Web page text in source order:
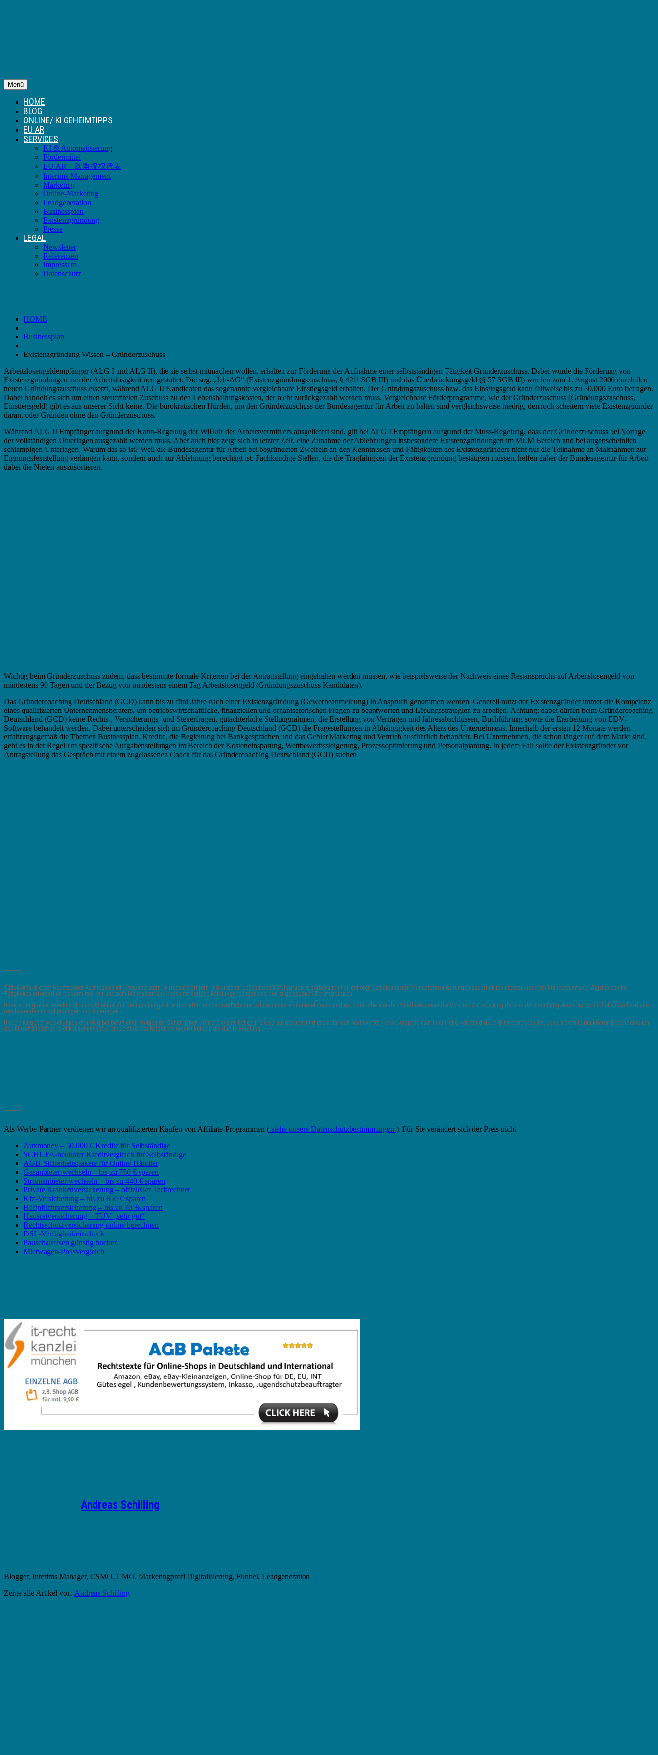
Menü
HOME
BLOG
ONLINE/ KI GEHEIMTIPPS
EU AR
SERVICES
KI & Automatisierung
Fördermittel
EU AR – 欧盟授权代表
Interims-Management
Marketing
Online-Marketing
Leadgeneration
Businessplan
Existenzgründung
Presse
LEGAL
Newsletter
Referenzen
Impressum
Datenschutz
HOME
Businessplan
Existenzgründung Wissen – Gründerzuschuss
Arbeitslosengeldempfänger (ALG I und ALG II), die sie selbst mitmachen wollen, erhalten zur Förderung der Aufnahme einer selbstständigen Tätigkeit Gründerzuschuss. Dabei wurde die Förderung von
Existenzgründungen aus der Arbeitslosigkeit neu gestaltet. Die sog. „Ich-AG“ (Existenzgründungszuschuss, § 421l SGB III) und das Überbrückungsgeld (§ 57 SGB III) wurden zum 1. August 2006 durch den
neuen Gründungszuschuss ersetzt, während ALG II Kandidaten das sogenannte vergleichbare Einstiegsgeld erhalten. Der Gründungszuschuss bzw. das Einstiegsgeld kann fallweise bis zu 30.000 Euro betragen.
Dabei handelt es sich um einen steuerfreien Zuschuss zu den Lebenshaltungskosten, der nicht zurückgezahlt werden muss. Vergleichbare Förderprogramme, wie der Gründerzuschuss (Gründungszuschuss,
Einstiegsgeld) gibt es aus unserer Sicht keine. Die bürokratischen Hürden, um den Gründerzuschuss der Bundesagentur für Arbeit zu halten sind vergleichsweise niedrig, dennoch scheitern viele Existenzgründer
daran, oder Gründen ohne den Gründerzuschuss.
Während ALG II Empfänger aufgrund der Kann-Regelung der Willkür des Arbeitsvermittlers ausgeliefert sind, gilt bei ALG I Empfängern aufgrund der Muss-Regelung, dass der Gründerzuschuss bei Vorlage
der vollständigen Unterlagen ausgezahlt werden muss. Aber auch hier zeigt sich in letzter Zeit, eine Zunahme der Ablehnungen insbesondere Existenzgründungen im MLM Bereich und bei augenscheinlich
schlampigen Unterlagen. Warum das so ist? Weil die Bundesagentur für Arbeit bei begründeten Zweifeln an den Kenntnissen und Fähigkeiten des Existenzgründers nicht nur die Teilnahme an Maßnahmen zur
Eignungsfeststellung verlangen kann, sondern auch zur Ablehnung berechtigt ist. Fachkundige Stellen, die die Tragfähigkeit der Existenzgründung bestätigen müssen, helfen daher der Bundesagentur für Arbeit
dabei die Nieten auszusortieren.
Wichtig beim Gründerzuschuss zudem, dass bestimmte formale Kriterien bei der Antragstellung eingehalten werden müssen, wie beispielsweise der Nachweis eines Restanspruchs auf Arbeitslosengeld von
mindestens 90 Tagen und der Bezug von mindestens einem Tag Arbeitslosengeld (Gründungszuschuss Kandidaten).
Das Gründercoaching Deutschland (GCD) kann bis zu fünf Jahre nach einer Existenzgründung (Gewerbeanmeldung) in Anspruch genommen werden. Generell nutzt der Existenzgründer immer die Kompetenz
eines qualifizierten Unternehmensberaters, um betriebswirtschaftliche, finanziellen und organisatorischen Fragen zu beantworten und Lösungsstrategien zu arbeiten. Achtung: dabei dürfen beim Gründercoaching
Deutschland (GCD) keine Rechts-, Versicherungs- und Steuerfragen, gutachterliche Stellungnahmen, die Erstellung von Verträgen und Jahresabschlüssen, Buchführung sowie die Erarbeitung von EDV-
Software behandelt werden. Dabei unterscheiden sich im Gründercoaching Deutschland (GCD) die Fragestellungen in Abhängigkeit des Alters des Unternehmens. Innerhalb der ersten 12 Monate werden
erfahrungsgemäß die Themen Businessplan, Kredite, die Begleitung bei Bankgesprächen und das Gebiet Marketing und Vertrieb ausführlich behandelt. Bei Unternehmen, die schon länger auf dem Markt sind,
geht es in der Regel um spezifische Aufgabenstellungen im Bereich der Kosteneinsparung, Wettbewerbssteigerung, Prozessoptimierung und Personalplanung. In jedem Fall sollte der Existenzgründer vor
Antragstellung das Gespräch mit einem zugelassenen Coach für das Gründercoaching Deutschland (GCD) suchen.
Tätigkeiten, die der Gesetzgeber Rechtsanwälten, Steuerberatern, Wirtschaftsprüfern und anderen besonderen Berufsgruppen vorbehalten hat, gehören gemäß unseren Mandatsvereinbarungen ausdrücklich nicht zu unserem Mandatsumfang. Werden solche
Tätigkeiten erforderlich, so vermitteln wir unserem Mandanten uns bekannte, seriöse Beratungskollegen aus den zugelassenen Berufsgruppen.
Unsere Tätigkeit erstreckt sich ausschließlich auf die Ermittlung von wirtschaftlichen Sachverhalten im Rahmen unseres unternehmens- und wirtschaftsberatenden Mandates sowie die Vor- und Aufbereitung der aus der Ermittlung dieser wirtschaftlichen Sachverhalte
resultierenden Entscheidungen und Unterlagen.
Unsere Ratgeber weisen Ihnen den Weg bei beruflichen Problemen. Daher haben praxisrelevante Fälle für Sie herausgesucht und exemplarisch beantwortet – ohne Anspruch auf inhaltliche Vollständigkeit. Bitte bedenken Sie, dass nicht alle denkbaren Besonderheiten
des Einzelfalls berücksichtigt sein können. Die Lektüre des Ratgebers ersetzt keine individuelle Beratung.
Als Werbe-Partner verdienen wir an qualifizierten Käufen von Affiliate-Programmen ( siehe unsere Datenschutzbestimmungen ). Für Sie verändert sich der Preis nicht.
Auxmoney – 50.000 € Kredite für Selbständige
SCHUFA-neutraler Kreditvergleich für Selbständige
AGB-Sicherheitspakete für Online-Händler
Gasanbieter wechseln – bis zu 750 € sparen
Stromanbieter wechseln – bis zu 440 € sparen
Private Krankenversicherung – offizieller Tarifrechner
Kfz-Versicherung – bis zu 850 € sparen
Haftpflichtversicherung – bis zu 70 % sparen
Hausratversicherung – TÜV „sehr gut“
Rechtsschutzversicherung online berechnen
DSL-Verfügbarkeitscheck
Pauschalreisen günstig buchen
Mietwagen-Preisvergleich
Andreas Schilling
Blogger, Interims Manager, CSMO, CMO, Marketingprofi Digitalisierung, Funnel, Leadgeneration
Zeige alle Artikel von: Andreas Schilling